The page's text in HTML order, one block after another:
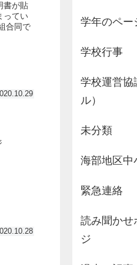
書が貼
ってい
合同で
学年のペー
学校行事
学校運営協
ル）
未分類
海部地区中
緊急連絡
読み聞かせ
ジ